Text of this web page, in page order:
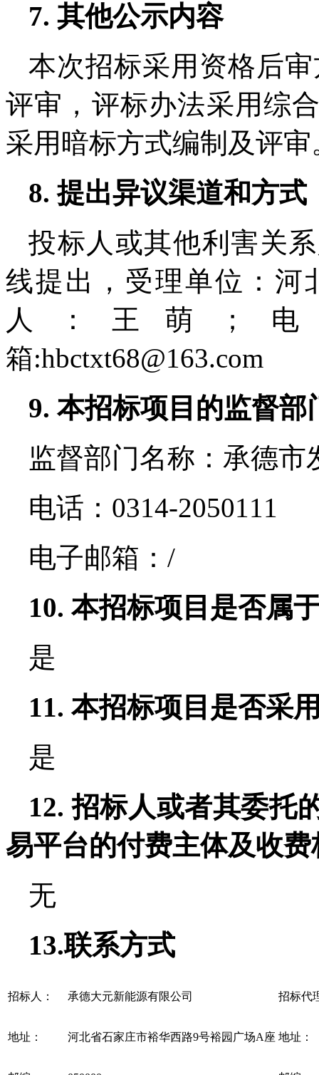
7. 其他公示内容
本次招标采用资格后
评审，评标办法采用综
采用暗标方式编制及评审
8. 提出异议渠道和方式
投标人或其他利害关
线提出，受理单位：河
人：王萌；电话
箱:hbctxt68@163.com
9. 本招标项目的监督部
监督部门名称：承德市
电话：0314-2050111
电子邮箱：/
10. 本招标项目是否属
是
11. 本招标项目是否采
是
12. 招标人或者其委托
易平台的付费主体及收费
无
13.联系方式
招标人： 承德大元新能源有限公司 招标代
地址： 河北省石家庄市裕华西路9号裕园广场A座 地址：